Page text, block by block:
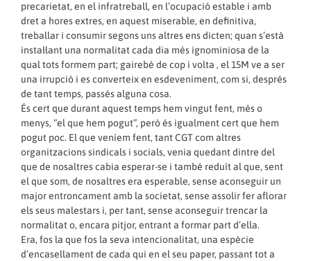
precarietat, en el infratreball, en l’ocupació estable i amb
dret a hores extres, en aquest miserable, en definitiva,
treballar i consumir segons uns altres ens dicten; quan s’està
instal·lant una normalitat cada dia més ignominiosa de la
qual tots formem part; gairebé de cop i volta , el 15M ve a ser
una irrupció i es converteix en esdeveniment, com si, després
de tant temps, passés alguna cosa.
És cert que durant aquest temps hem vingut fent, més o
menys, “el que hem pogut”, però és igualment cert que hem
pogut poc. El que veníem fent, tant CGT com altres
organitzacions sindicals i socials, venia quedant dintre del
que de nosaltres cabia esperar-se i també reduït al que, sent
el que som, de nosaltres era esperable, sense aconseguir un
major entroncament amb la societat, sense assolir fer aflorar
els seus malestars i, per tant, sense aconseguir trencar la
normalitat o, encara pitjor, entrant a formar part d’ella.
Era, fos la que fos la seva intencionalitat, una espècie
d’encasellament de cada qui en el seu paper, passant tot a